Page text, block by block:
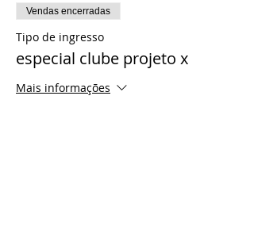
Vendas encerradas
Tipo de ingresso
especial clube projeto x
Mais informações